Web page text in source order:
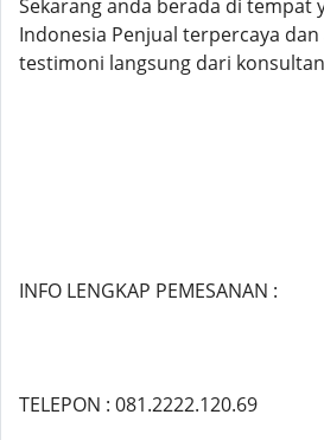
Sekarang anda berada di tempat
Indonesia Penjual terpercaya
testimoni langsung dari
INFO LENGKAP PEMESANAN :
TELEPON : 081.2222.120.69